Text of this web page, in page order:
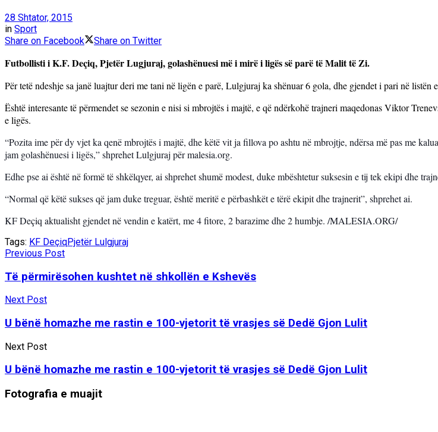
28 Shtator, 2015
in Sport
Share on Facebook
Share on Twitter
Futbollisti i K.F. Deçiq, Pjetër Lugjuraj, golashënuesi më i mirë i ligës së parë të Malit të Zi.
Për tetë ndeshje sa janë luajtur deri me tani në ligën e parë, Lulgjuraj ka shënuar 6 gola, dhe gjendet i pari në listën
Është interesante të përmendet se sezonin e nisi si mbrojtës i majtë, e që ndërkohë trajneri maqedonas Viktor
e ligës.
“Pozita ime për dy vjet ka qenë mbrojtës i majtë, dhe këtë vit ja fillova po ashtu në mbrojtje, ndërsa më pas me
jam golashënuesi i ligës,” shprehet Lulgjuraj për malesia.org.
Edhe pse ai është në formë të shkëlqyer, ai shprehet shumë modest, duke mbështetur suksesin e tij tek ekipi dhe
“Normal që këtë sukses që jam duke treguar, është meritë e përbashkët e tërë ekipit dhe trajnerit”, shprehet ai.
KF Deçiq aktualisht gjendet në vendin e katërt, me 4 fitore, 2 barazime dhe 2 humbje. /MALESIA.ORG/
Tags: KF DeçiqPjetër Lulgjuraj
Previous Post
Të përmirësohen kushtet në shkollën e Kshevës
Next Post
U bënë homazhe me rastin e 100-vjetorit të vrasjes së Dedë Gjon Lulit
Next Post
U bënë homazhe me rastin e 100-vjetorit të vrasjes së Dedë Gjon Lulit
Fotografia e muajit